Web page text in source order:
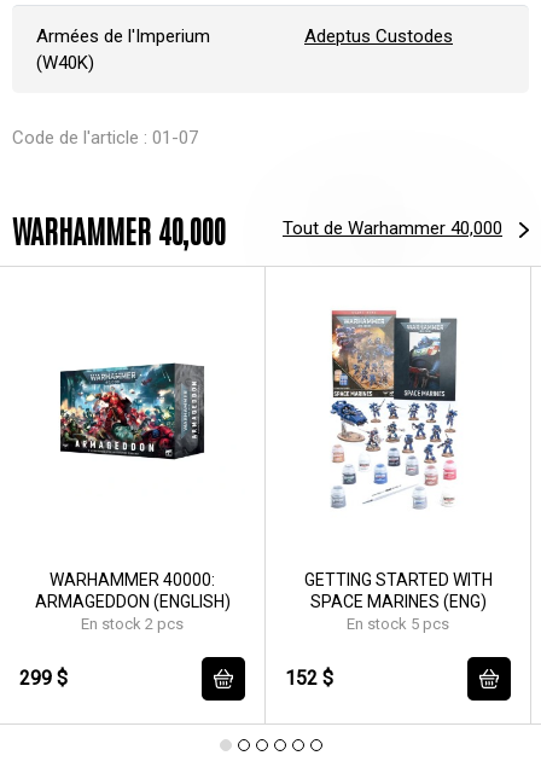
Armées de l'Imperium
(W40K)
Adeptus Custodes
Code de l'article : 01-07
WARHAMMER 40,000 Tout de Warhammer 40,000
WARHAMMER 40000:
ARMAGEDDON (ENGLISH)
En stock 2 pcs
299 $
GETTING STARTED WITH
SPACE MARINES (ENG)
En stock 5 pcs
152 $